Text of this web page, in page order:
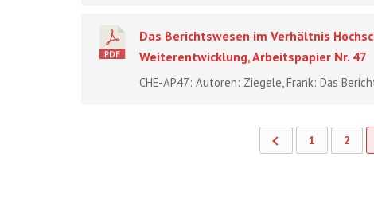
Das Berichtswesen im Verhältnis
Weiterentwicklung, Arbeitspapier Nr. 47
CHE-AP47: Autoren: Ziegele, Frank: Das
1 2